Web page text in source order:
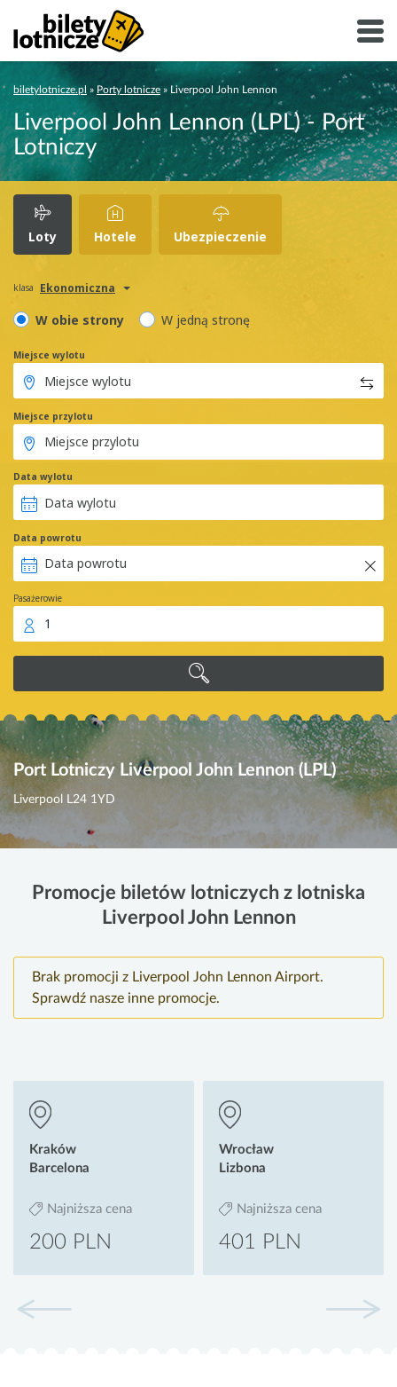
biletylotnicze.pl » Porty lotnicze » Liverpool John Lennon
Liverpool John Lennon (LPL) - Port
Lotniczy
Loty Hotele Ubezpieczenie
klasa Ekonomiczna
W obie strony W jedną stronę
Miejsce wylotu
Miejsce przylotu
Data wylotu
Data powrotu
Pasażerowie
1
Port Lotniczy Liverpool John Lennon (LPL)
Liverpool L24 1YD
Promocje biletów lotniczych z lotniska
Liverpool John Lennon
Brak promocji z Liverpool John Lennon Airport.
Sprawdź nasze inne promocje.
Kraków
Barcelona
Najniższa cena
200 PLN
Wrocław
Lizbona
Najniższa cena
401 PLN